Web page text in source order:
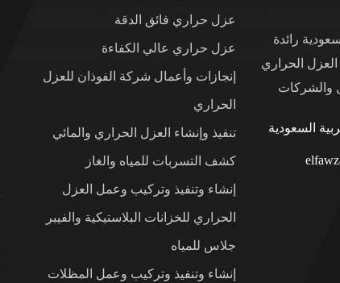
رائدة
الحراري
والشركات
السعودية
عزل حراري فائق الدقة
عزل حراري عالي الكفاءة
إنجازات وأعمال شركة الفوذان للعزل
الحراري
تنفيذ وإنشاء العزل الحراري والمائي
كشف التسربات للمياه والغاز
إنشاء وتنفيذ وتركيب وعمل العزل
الحراري للخزانات البلاستيكية والفيبر
جلاس للمياه
إنشاء وتنفيذ وتركيب وعمل المظلات